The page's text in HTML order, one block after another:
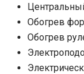
Обогрев
Обогрев